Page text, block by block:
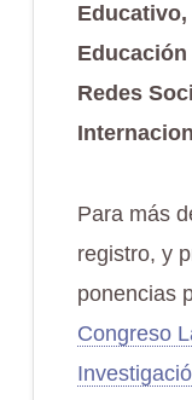
Redes
Para más
registro, y
ponencias
Congreso